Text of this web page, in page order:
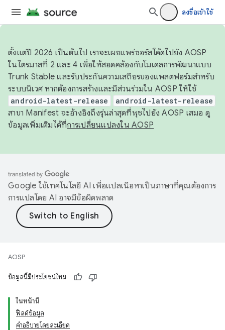
ลงชื่อเข้าใช้
ตั้งแต่ปี 2026 เป็นต้นไป เราจะเผยแพร่ซอร์สโค้ดไปยัง AOSP
ในไตรมาสที่ 2 และ 4 เพื่อให้สอดคล้องกับโมเดลการพัฒนาแบบ
Trunk Stable และรับประกันความเสถียรของแพลตฟอร์มสำหรับ
ระบบนิเวศ หากต้องการสร้างและมีส่วนร่วมใน AOSP ให้ใช้
android-latest-release android-latest-release
สาขา Manifest จะอ้างอิงถึงรุ่นล่าสุดที่พุชไปยัง AOSP เสมอ ดู
ข้อมูลเพิ่มเติมได้ที่การเปลี่ยนแปลงใน AOSP
Google ใช้เทคโนโลยี AI เพื่อแปลเนื้อหาเป็นภาษาที่คุณต้องการ
การแปลโดย AI อาจมีข้อผิดพลาด
AOSP
ข้อมูลนี้มีประโยชน์ไหม
ในหน้านี้
ฟิลด์ข้อมูล
คำอธิบายโดยละเอียด